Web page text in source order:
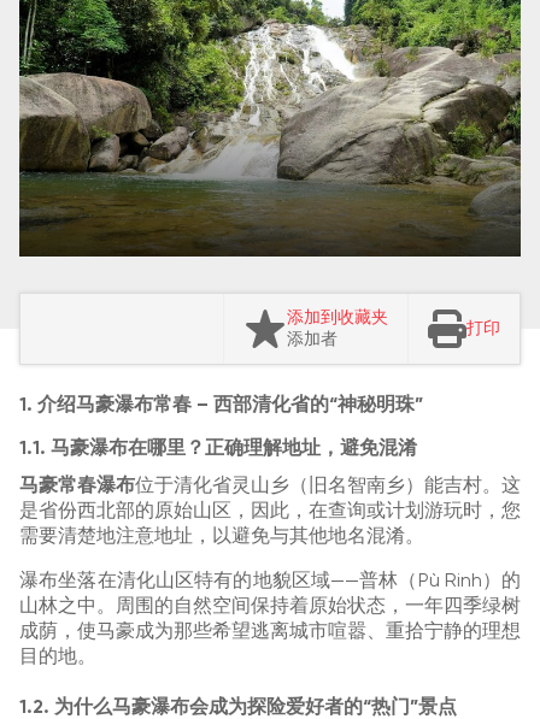
添加到收藏夹
添加者
打印
1. 介绍马豪瀑布常春 – 西部清化省的“神秘明珠”
1.1. 马豪瀑布在哪里？正确理解地址，避免混淆
马豪常春瀑布位于清化省灵山乡（旧名智南乡）能吉村。这
是省份西北部的原始山区，因此，在查询或计划游玩时，您
需要清楚地注意地址，以避免与其他地名混淆。
瀑布坐落在清化山区特有的地貌区域——普林（Pù Rinh）的
山林之中。周围的自然空间保持着原始状态，一年四季绿树
成荫，使马豪成为那些希望逃离城市喧嚣、重拾宁静的理想
目的地。
1.2. 为什么马豪瀑布会成为探险爱好者的“热门”景点